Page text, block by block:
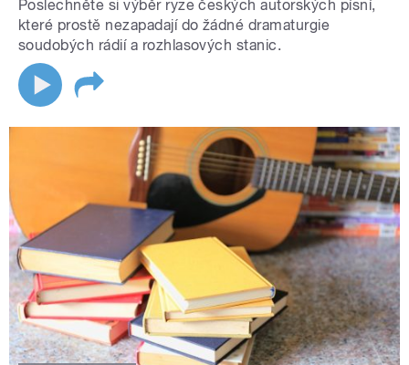
Poslechněte si výběr ryze českých autorských písní,
které prostě nezapadají do žádné dramaturgie
soudobých rádií a rozhlasových stanic.